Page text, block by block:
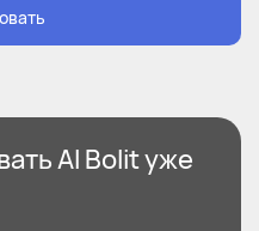
AI Bolitуже